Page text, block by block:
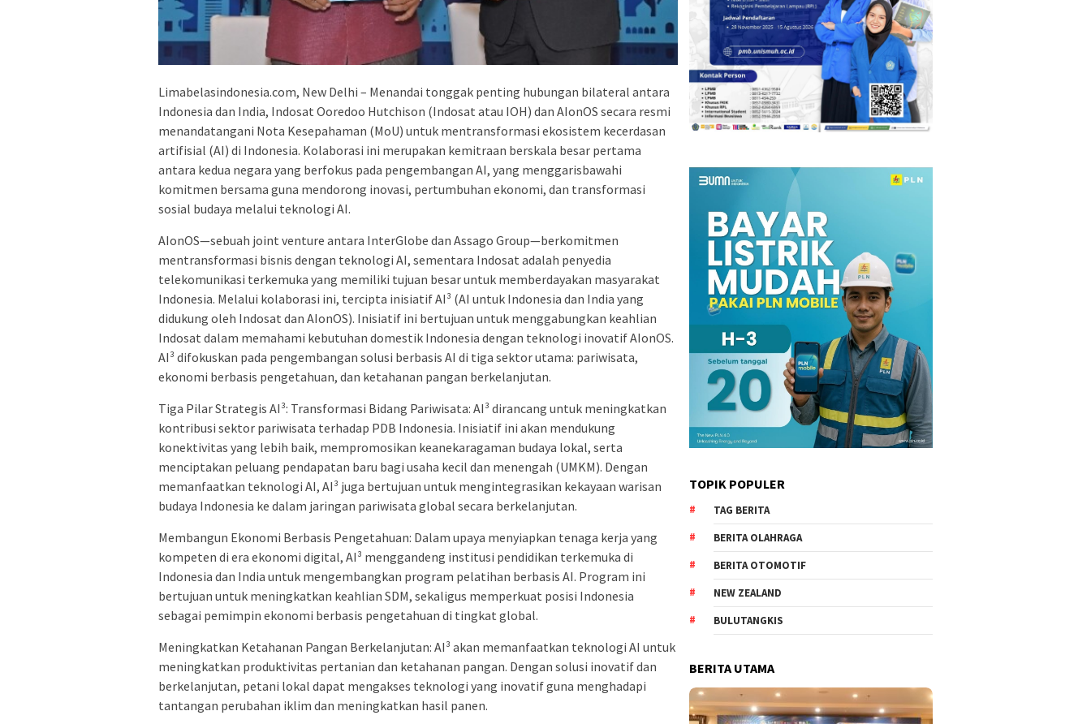
Limabelasindonesia.com, New Delhi – Menandai tonggak penting hubungan bilateral antara
Indonesia dan India, Indosat Ooredoo Hutchison (Indosat atau IOH) dan AIonOS secara resmi
menandatangani Nota Kesepahaman (MoU) untuk mentransformasi ekosistem kecerdasan
artifisial (AI) di Indonesia. Kolaborasi ini merupakan kemitraan berskala besar pertama
antara kedua negara yang berfokus pada pengembangan AI, yang menggarisbawahi
komitmen bersama guna mendorong inovasi, pertumbuhan ekonomi, dan transformasi
sosial budaya melalui teknologi AI.
AIonOS—sebuah joint venture antara InterGlobe dan Assago Group—berkomitmen
mentransformasi bisnis dengan teknologi AI, sementara Indosat adalah penyedia
telekomunikasi terkemuka yang memiliki tujuan besar untuk memberdayakan masyarakat
Indonesia. Melalui kolaborasi ini, tercipta inisiatif AI³ (AI untuk Indonesia dan India yang
didukung oleh Indosat dan AIonOS). Inisiatif ini bertujuan untuk menggabungkan keahlian
Indosat dalam memahami kebutuhan domestik Indonesia dengan teknologi inovatif AIonOS.
AI³ difokuskan pada pengembangan solusi berbasis AI di tiga sektor utama: pariwisata,
ekonomi berbasis pengetahuan, dan ketahanan pangan berkelanjutan.
Tiga Pilar Strategis AI³: Transformasi Bidang Pariwisata: AI³ dirancang untuk meningkatkan
kontribusi sektor pariwisata terhadap PDB Indonesia. Inisiatif ini akan mendukung
konektivitas yang lebih baik, mempromosikan keanekaragaman budaya lokal, serta
menciptakan peluang pendapatan baru bagi usaha kecil dan menengah (UMKM). Dengan
memanfaatkan teknologi AI, AI³ juga bertujuan untuk mengintegrasikan kekayaan warisan
budaya Indonesia ke dalam jaringan pariwisata global secara berkelanjutan.
Membangun Ekonomi Berbasis Pengetahuan: Dalam upaya menyiapkan tenaga kerja yang
kompeten di era ekonomi digital, AI³ menggandeng institusi pendidikan terkemuka di
Indonesia dan India untuk mengembangkan program pelatihan berbasis AI. Program ini
bertujuan untuk meningkatkan keahlian SDM, sekaligus memperkuat posisi Indonesia
sebagai pemimpin ekonomi berbasis pengetahuan di tingkat global.
Meningkatkan Ketahanan Pangan Berkelanjutan: AI³ akan memanfaatkan teknologi AI untuk
meningkatkan produktivitas pertanian dan ketahanan pangan. Dengan solusi inovatif dan
berkelanjutan, petani lokal dapat mengakses teknologi yang inovatif guna menghadapi
tantangan perubahan iklim dan meningkatkan hasil panen.
TOPIK POPULER
TAG BERITA
BERITA OLAHRAGA
BERITA OTOMOTIF
NEW ZEALAND
BULUTANGKIS
BERITA UTAMA